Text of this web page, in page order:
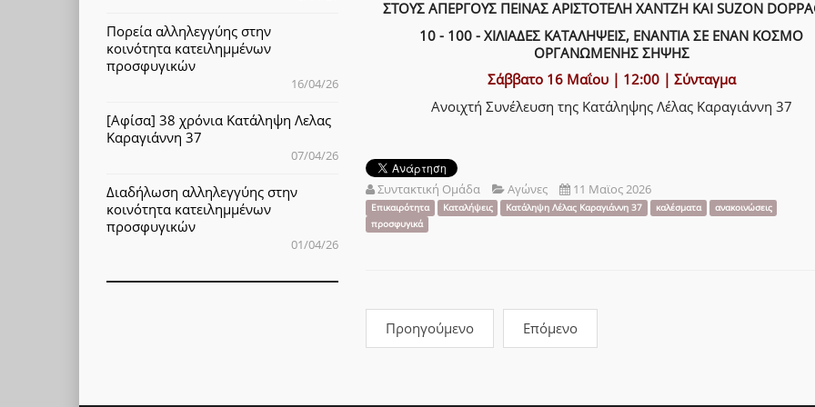
ΣΤΟΥΣ ΑΠΕΡΓΟΥΣ ΠΕΙΝΑΣ ΑΡΙΣΤΟΤΕΛΗ ΧΑΝΤΖΗ ΚΑΙ SUZON
10 - 100 - ΧΙΛΙΑΔΕΣ ΚΑΤΑΛΗΨΕΙΣ, ΕΝΑΝΤΙΑ ΣΕ ΕΝΑΝ ΚΟΣΜΟ
ΟΡΓΑΝΩΜΕΝΗΣ ΣΗΨΗΣ
Σάββατο 16 Μαΐου | 12:00 | Σύνταγμα
Ανοιχτή Συνέλευση της Κατάληψης Λέλας Καραγιάννη 37
Συντακτική Ομάδα Αγώνες 11 Μαϊος 2026
Επικαιρότητα Καταλήψεις Κατάληψη Λέλας Καραγιάννη 37 καλέσματα
ανακοινώσεις
προσφυγικά
Προηγούμενο Επόμενο
Πορεία αλληλεγγύης στην
κοινότητα κατειλημμένων
προσφυγικών
16/04/26
[Αφίσα] 38 χρόνια Κατάληψη Λελας
Καραγιάννη 37
07/04/26
Διαδήλωση αλληλεγγύης στην
κοινότητα κατειλημμένων
προσφυγικών
01/04/26